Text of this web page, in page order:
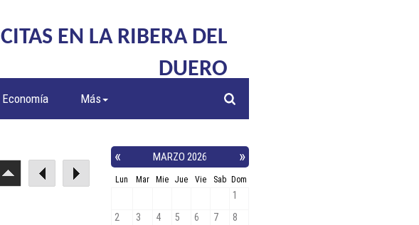
CITAS EN LA RIBERA DEL
DUERO
Economía Más